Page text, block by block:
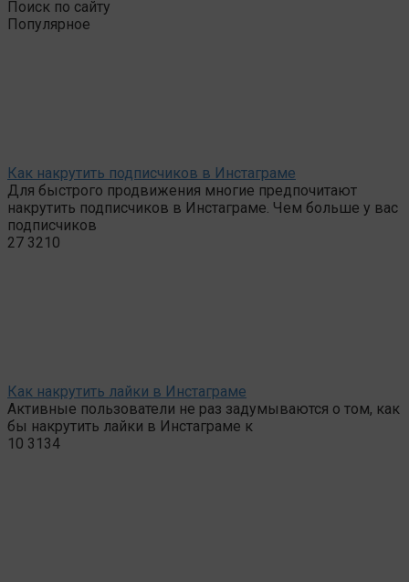
Поиск по сайту
Популярное
Как накрутить подписчиков в Инстаграме
Для быстрого продвижения многие предпочитают
накрутить подписчиков в Инстаграме. Чем больше у вас
подписчиков
27 3210
Как накрутить лайки в Инстаграме
Активные пользователи не раз задумываются о том, как
бы накрутить лайки в Инстаграме к
10 3134